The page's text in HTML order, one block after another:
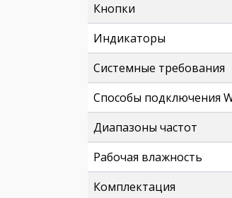
Кнопки
Индикаторы
Системные требования
Способы подключения
Диапазоны частот
Рабочая влажность
Комплектация